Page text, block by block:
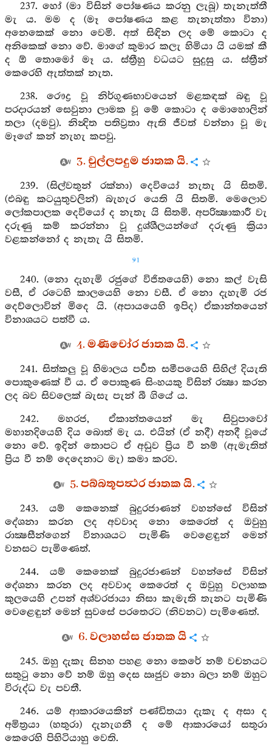
237. හෝ (මා විසින් පෝෂණය කරනු ලැබූ) තැනැත්තී
මැ ය. මම ද (මෑ පෝෂණය කළ තැනැත්තා විනා)
අනෙකෙක් නො වෙමි. අත් සිඳින ලද මේ කොටා ද
අනිකෙක් නො වේ. මාගේ කුමාර කලැ හිමියා යි යමක් කී
ද ඕ තොමෝ මෑ ය. ස්ත්‍රීහු වධයට සුදුසු ය. ස්ත්‍රීන්
කෙරෙහි ඇත්තක් නැත.
238. රෞද්‍ර වූ නිර්ගුණභාවයෙන් මළකඳක් බඳු වූ
පරදාරයන් සෙවුනා ලාමක වූ මේ කොටා ද මොහොලින්
තලා (දමවු). නින්‍දිත පතිව්‍රතා ඇති ජීවත් වන්නා වූ මැ
මෑගේ කන් නැහැ කපවු.
3. චුල්ලපදුම ජාතක යි.
239. (සිල්වතුන් රක්නා) දෙවියෝ නැතැ යි සිතමි.
(එබඳු කටයුතුවලින්) බැහැර යෙති යි සිතමි. මෙලොව
ලෝකපාලක දෙවියෝ ද නැතැ යි සිතමි. අපරික්‍ෂාකාරී වැ
දරුණු කම් කරන්නා වූ දුශ්ශීලයන්ගේ දරුණු ක්‍රියා
වළකන්නෝ ද නැතැ යි සිතමි.
91
240. (නො දැහැමි රජුගේ විජිතයෙහි) නො කල් වැසි
වසී, ඒ රටෙහි කාලයෙහි නො වසී. ඒ නො දැහැමි රජ
දෙව්ලොවින් මිදෙ යි. (අපායයෙහි ඉපිද) ඒකාන්තයෙන්
විනාශයට පත්වී ය.
4. මණිචෝර ජාතක යි.
241. සිත්කලු වූ හිමාලය පර්‍වත සමීපයෙහි සිහිල් දියැති
පොකුණෙක් වී ය. ඒ පොකුණ සිංහයකු විසින් රක්‍ෂා කරන
ලද බව සිවලෙක් බැසැ පැන් බී ගියේ ය.
242. මහරජ, ඒකාන්තයෙන් මැ සිවුපාවෝ
මහානදියෙහි දිය බොත් මැ ය. එයින් (ඒ නදී) අනදී වූයේ
නො වේ. ඉදින් තොපට ඒ අඩුව ප්‍රිය වී නම් (ඇමැතිත්
ප්‍රිය වී නම් දෙදෙනාට මැ) කමා කරව.
5. පබ්බතූපත්‍ථර ජාතක යි.
243. යම් කෙනෙක් බුදුරජාණන් වහන්සේ විසින්
දේශනා කරන ලද අවවාද නො කෙරෙත් ද ඔවුහු
රාක්‍ෂසීන්ගෙන් විනාශයට පැමිණි වෙළෙඳුන් මෙන්
වනසට පැමිණෙත්.
244. යම් කෙනෙක් බුදුරජාණන් වහන්සේ විසින්
දේශනා කරන ලද අවවාද කෙරෙත් ද ඔවුහු වලාහක
කුලයෙහි උපන් අශ්වරජායා නිසා කැමැති තැනට පැමිණි
වෙළෙඳුන් මෙන් සුවසේ පරතෙරට (නිවනට) පැමිණෙත්.
6. වලාහස්ස ජාතක යි
245. ඔහු දැකැ සිනහ පහළ නො කෙරේ නම් වචනයට
සතුටු නො වේ නම් ඔහු දෙස ඍජුව නො බලා නම් ඔහුට
විරුද්ධ වැ පවතී.
246. යම් ආකාරයෙකින් පණ්ඩිතයා දැකැ ද අසා ද
අමිත්‍රයා (හතුරා) දැනැගනී ද මේ ආකාරයෝ සතුරා
කෙරෙහි පිහිටියාහු වෙති.